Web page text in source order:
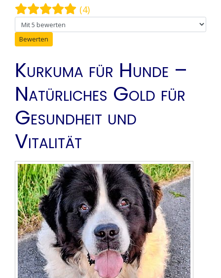
Bewertung:5/5 (4)
Bitte bewerten
Kurkuma für Hunde –
Natürliches Gold für
Gesundheit und
Vitalität